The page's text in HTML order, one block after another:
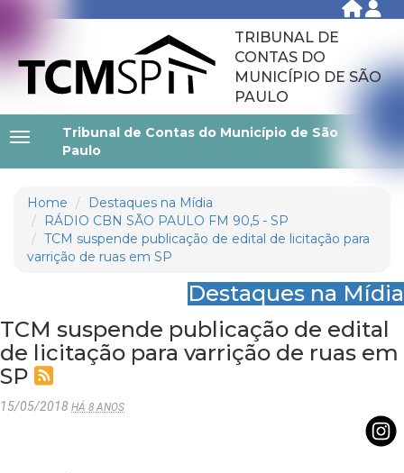
TRIBUNAL DE
CONTAS DO
MUNICÍPIO DE SÃO
PAULO
Tribunal de Contas do Município de São
Paulo
Home
Destaques na Mídia
RÁDIO CBN SÃO PAULO FM 90,5 - SP
TCM suspende publicação de edital de licitação para
varrição de ruas em SP
Destaques na Mídia
TCM suspende publicação de edital
de licitação para varrição de ruas em
SP
15/05/2018 HÁ 8 ANOS